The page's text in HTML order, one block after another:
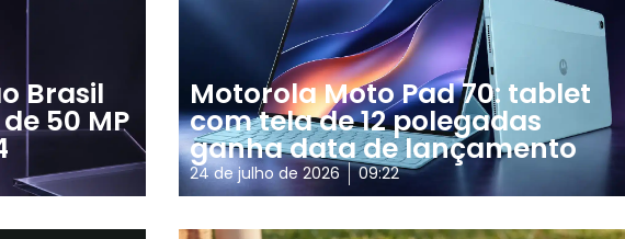
Brasil
50 MP
Motorola Moto Pad 70: tablet
com tela de 12 polegadas
ganha data de lançamento
24 de julho de 2026 09:22